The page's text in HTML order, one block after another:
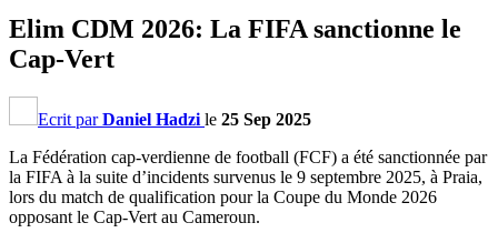
Elim CDM 2026: La FIFA sanctionne le
Cap-Vert
Ecrit parDaniel Hadzi le 25 Sep 2025
La Fédération cap-verdienne de football (FCF) a été sanctionnée par
la FIFA à la suite d’incidents survenus le 9 septembre 2025, à Praia,
lors du match de qualification pour la Coupe du Monde 2026
opposant le Cap-Vert au Cameroun.